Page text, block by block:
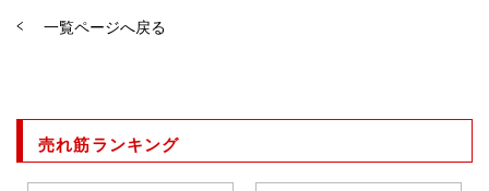
一覧ページへ戻る
売れ筋ランキング